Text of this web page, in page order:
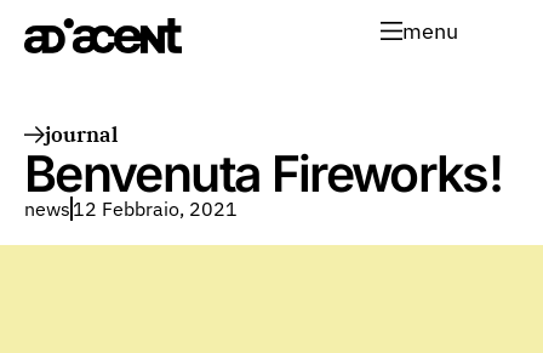
menu
journal
Benvenuta Fireworks!
news 12 Febbraio, 2021